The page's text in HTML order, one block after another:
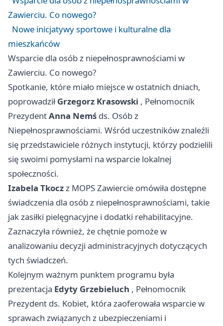
Zawierciu. Co nowego?
Nowe inicjatywy sportowe i kulturalne dla
mieszkańców
Wsparcie dla osób z niepełnosprawnościami w
Zawierciu. Co nowego?
Spotkanie, które miało miejsce w ostatnich dniach,
poprowadziłGrzegorz Krasowski , Pełnomocnik
PrezydentAnna Nemś ds. Osób z
Niepełnosprawnościami. Wśród uczestników znaleźli
się przedstawiciele różnych instytucji, którzy podzielili
się swoimi pomysłami na wsparcie lokalnej
społeczności.
Izabela Tkoczz MOPSZawiercie omówiła dostępne
świadczenia dla osób z niepełnosprawnościami, takie
jak zasiłki pielęgnacyjne i dodatki rehabilitacyjne.
Zaznaczyła również, że chętnie pomoże w
analizowaniu decyzji administracyjnych dotyczących
tych świadczeń.
Kolejnym ważnym punktem programu była
prezentacja Edyty Grzebieluch , Pełnomocnik
Prezydent ds. Kobiet, która zaoferowała wsparcie w
sprawach związanych z ubezpieczeniami i